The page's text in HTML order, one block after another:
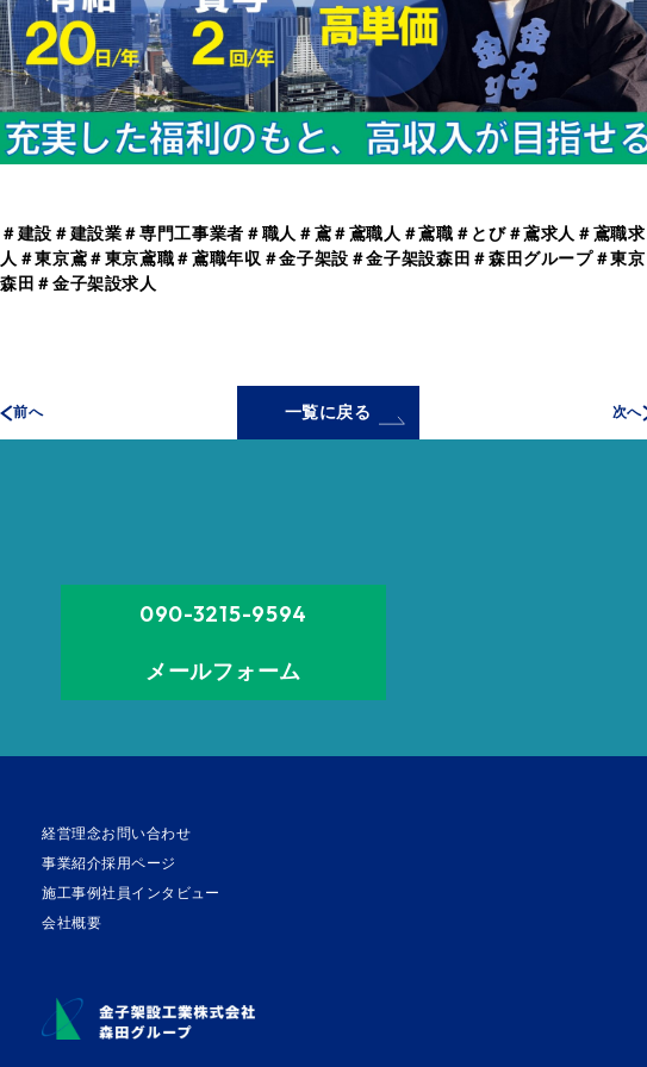
＃建設＃建設業＃専門工事業者＃職人＃鳶＃鳶職人＃鳶職＃とび＃鳶求人＃鳶職求
人＃東京鳶＃東京鳶職＃鳶職年収＃金子架設＃金子架設森田＃森田グループ＃東京
森田＃金子架設求人
前へ 一覧に戻る 次へ
090-3215-9594
メールフォーム
経営理念
事業紹介
施工事例
会社概要
お問い合わせ
採用ページ
社員インタビュー